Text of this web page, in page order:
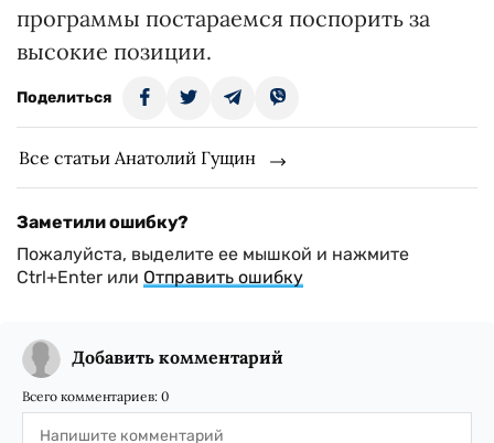
программы постараемся поспорить за
высокие позиции.
Поделиться
Все статьи Анатолий Гущин
Заметили ошибку?
Пожалуйста, выделите ее мышкой и нажмите
Ctrl+Enter или Отправить ошибку
Добавить комментарий
Всего комментариев: 0